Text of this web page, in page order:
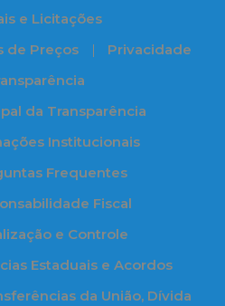
e Licitações
de Preços
Privacidade
da Transparência
Institucionais
Frequentes
Fiscal
e Controle
Estaduais e Acordos
da União, Dívida